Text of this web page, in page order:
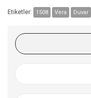
Etiketler: 1508 Vera Duvar